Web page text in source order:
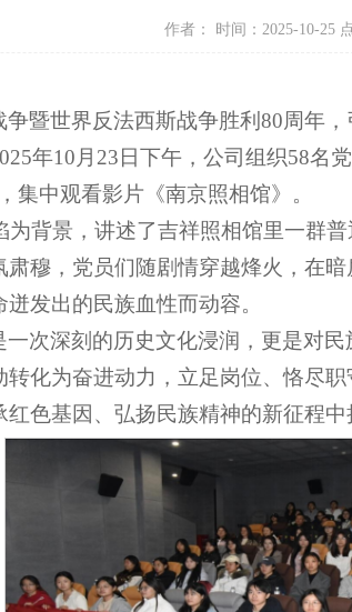
作者： 时间：2025-10-25
暨世界反法西斯战争胜利80周年
年10月23日下午，公司组织58名
集中观看影片《南京照相馆》。
为背景，讲述了吉祥照相馆里一群
穆，党员们随剧情穿越烽火，在
发出的民族血性而动容。
次深刻的历史文化浸润，更是对
化为奋进动力，立足岗位、恪尽
色基因、弘扬民族精神的新征程